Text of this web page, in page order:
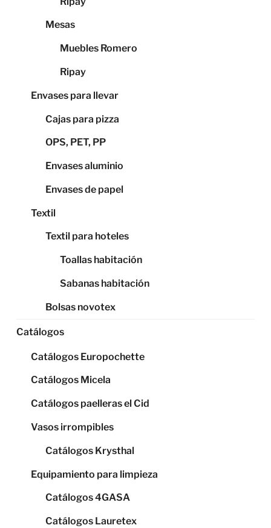
Mesas
Muebles Romero
Ripay
Envases para llevar
Cajas para pizza
OPS, PET, PP
Envases aluminio
Envases de papel
Textil
Textil para hoteles
Toallas habitación
Sabanas habitación
Bolsas novotex
Catálogos
Catálogos Europochette
Catálogos Micela
Catálogos paelleras el Cid
Vasos irrompibles
Catálogos Krysthal
Equipamiento para limpieza
Catálogos 4GASA
Catálogos Lauretex